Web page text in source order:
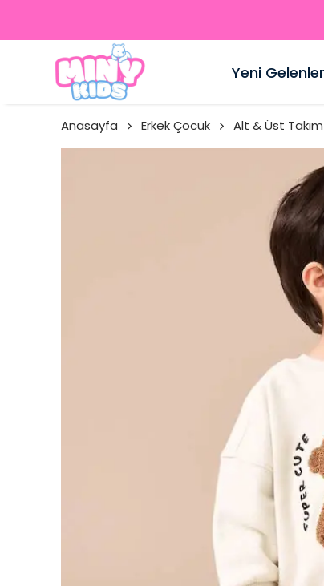
Yeni Gelenler
Anasayfa Erkek Çocuk Alt & Üst Takım